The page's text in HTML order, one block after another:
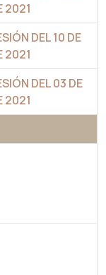
2021
DEL 10 DE
2021
DEL 03 DE
2021